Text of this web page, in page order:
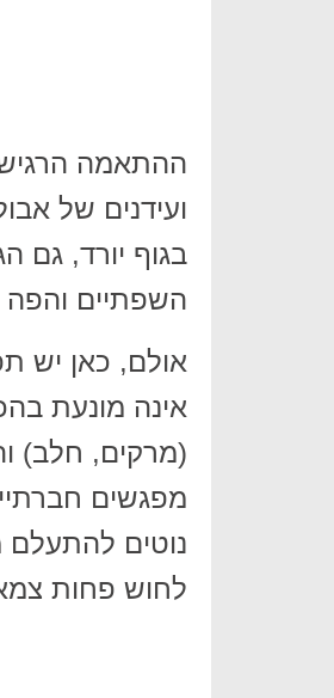
ההתאמה
ועידנים של
בגוף יורד, גם
השפתיים והפה
אולם, כאן יש
אינה מונעת
(מרקים, חלב)
מפגשים
נוטים
לחוש פחות